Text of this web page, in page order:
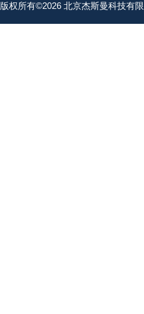
版权所有©2026 北京杰斯曼科技有